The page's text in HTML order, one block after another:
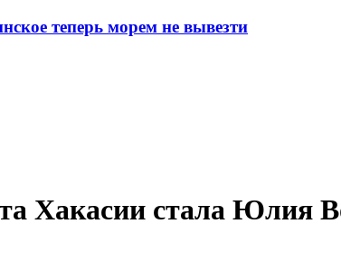
теперь морем не вывезти
Хакасии стала Юлия